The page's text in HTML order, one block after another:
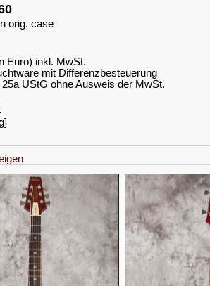
orig. case
Euro) inkl. MwSt.
mit Differenzbesteuerung
UStG ohne Ausweis der MwSt.